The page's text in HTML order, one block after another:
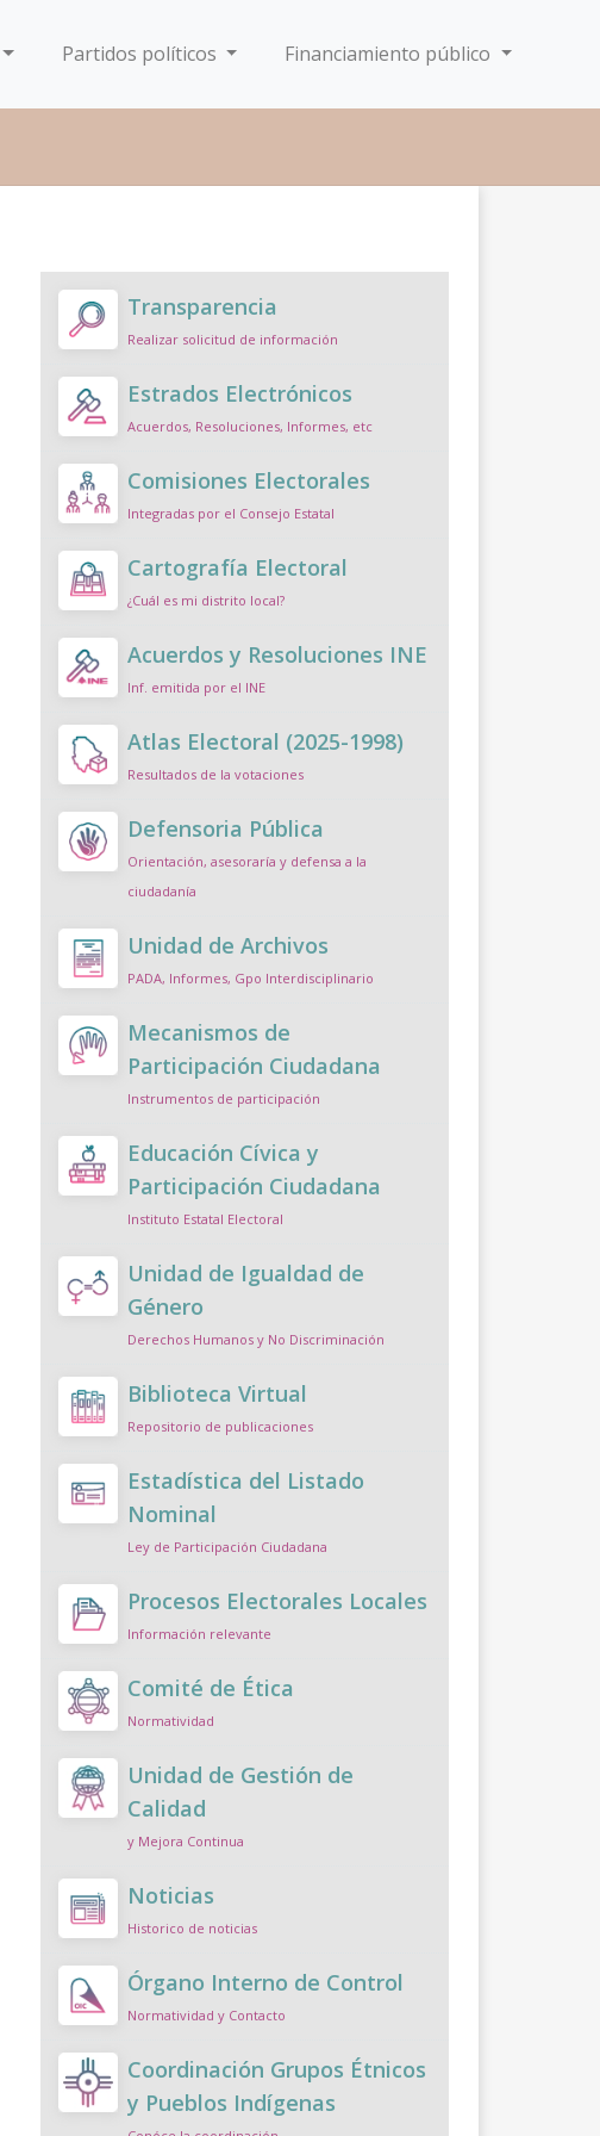
Partidos políticos Financiamiento público
Transparencia
Realizar solicitud de información
Estrados Electrónicos
Acuerdos, Resoluciones, Informes, etc
Comisiones Electorales
Integradas por el Consejo Estatal
Cartografía Electoral
¿Cuál es mi distrito local?
Acuerdos y Resoluciones INE
Inf. emitida por el INE
Atlas Electoral (2025-1998)
Resultados de la votaciones
Defensoria Pública
Orientación, asesoraría y defensa a la
ciudadanía
Unidad de Archivos
PADA, Informes, Gpo Interdisciplinario
Mecanismos de
Participación Ciudadana
Instrumentos de participación
Educación Cívica y
Participación Ciudadana
Instituto Estatal Electoral
Unidad de Igualdad de
Género
Derechos Humanos y No Discriminación
Biblioteca Virtual
Repositorio de publicaciones
Estadística del Listado
Nominal
Ley de Participación Ciudadana
Procesos Electorales Locales
Información relevante
Comité de Ética
Normatividad
Unidad de Gestión de
Calidad
y Mejora Continua
Noticias
Historico de noticias
Órgano Interno de Control
Normatividad y Contacto
Coordinación Grupos Étnicos
y Pueblos Indígenas